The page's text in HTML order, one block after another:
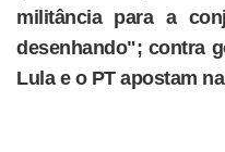
militância para a
desenhando"; contra
Lula e o PT apostam